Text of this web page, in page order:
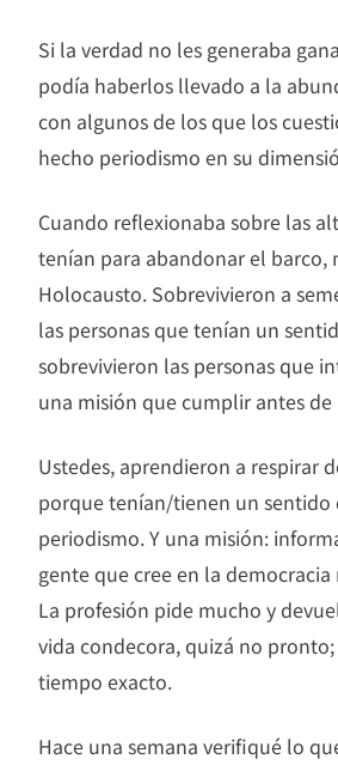
Si la verdad no les generaba
podía haberlos llevado a la
con algunos de los que los
hecho periodismo en su
Cuando reflexionaba sobre las
tenían para abandonar el barco,
Holocausto. Sobrevivieron a
las personas que tenían un
sobrevivieron las personas que
una misión que cumplir antes
Ustedes, aprendieron a respirar
porque tenían/tienen un sentido
periodismo. Y una misión:
gente que cree en la
La profesión pide mucho y
vida condecora, quizá no
tiempo exacto.
Hace una semana verifiqué lo